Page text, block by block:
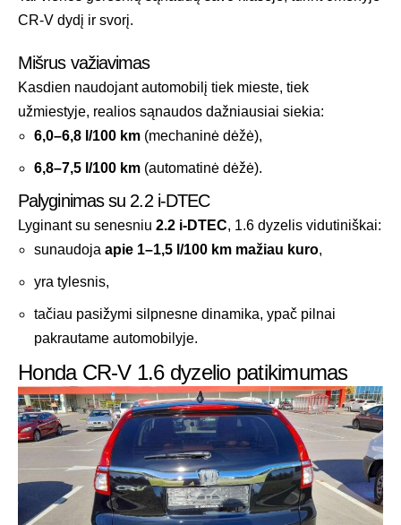
CR-V dydį ir svorį.
Mišrus važiavimas
Kasdien naudojant automobilį tiek mieste, tiek
užmiestyje, realios sąnaudos dažniausiai siekia:
6,0–6,8 l/100 km (mechaninė dėžė),
6,8–7,5 l/100 km (automatinė dėžė).
Palyginimas su 2.2 i-DTEC
Lyginant su senesniu 2.2 i-DTEC, 1.6 dyzelis vidutiniškai:
sunaudoja apie 1–1,5 l/100 km mažiau kuro,
yra tylesnis,
tačiau pasižymi silpnesne dinamika, ypač pilnai
pakrautame automobilyje.
Honda CR-V 1.6 dyzelio patikimumas